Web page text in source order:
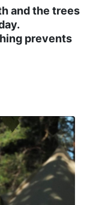
and the trees
prevents